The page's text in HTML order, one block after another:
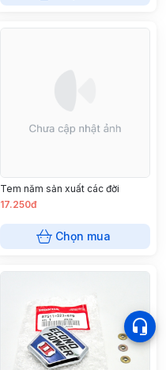
Tem năm sản xuất các đời
17.250đ
Chọn mua